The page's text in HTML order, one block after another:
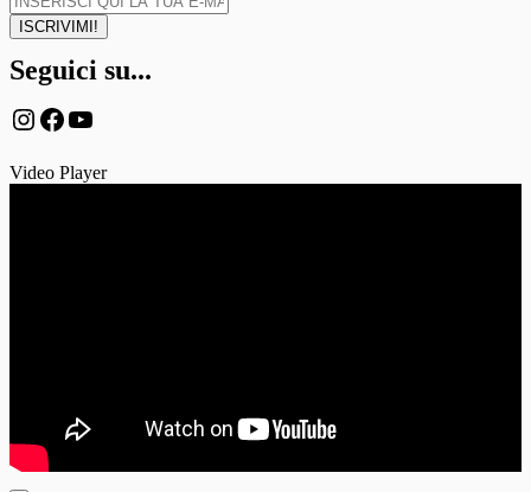
Seguici su...
Instagram
Facebook
YouTube
Video Player